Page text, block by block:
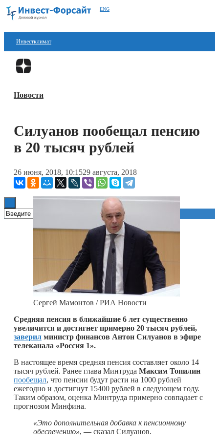
ENG
Инвестклимат
Финансы
Блокчейн
Технологии
Книги
Новости
Силуанов пообещал пенсию
в 20 тысяч рублей
26 июня, 2018, 10:1529 августа, 2018
Сергей Мамонтов / РИА Новости
Средняя пенсия в ближайшие 6 лет существенно
увеличится и достигнет примерно 20 тысяч рублей,
заверил министр финансов Антон Силуанов в эфире
телеканала «Россия 1».
В настоящее время средняя пенсия составляет около 14
тысяч рублей. Ранее глава Минтруда Максим Топилин
пообещал, что пенсии будут расти на 1000 рублей
ежегодно и достигнут 15400 рублей в следующем году.
Таким образом, оценка Минтруда примерно совпадает с
прогнозом Минфина.
«Это дополнительная добавка к пенсионному
обеспечению», — сказал Силуанов.